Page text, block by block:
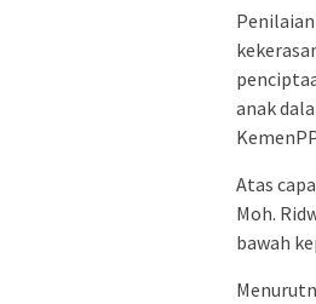
anak
Atas
Moh.
bawah